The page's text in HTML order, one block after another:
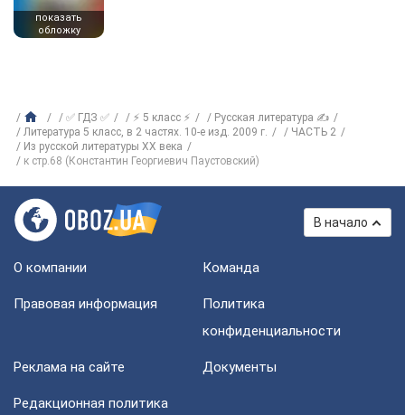
показать
обложку
✅ ГДЗ ✅ ⚡ 5 класс ⚡
Русская литература ✍
Литература 5 класс, в 2 частях. 10-е изд. 2009 г.
ЧАСТЬ 2
Из русской литературы XX века
к стр.68 (Константин Георгиевич Паустовский)
В начало
О компании Команда
Правовая информация
Политика
конфиденциальности
Реклама на сайте Документы
Редакционная политика